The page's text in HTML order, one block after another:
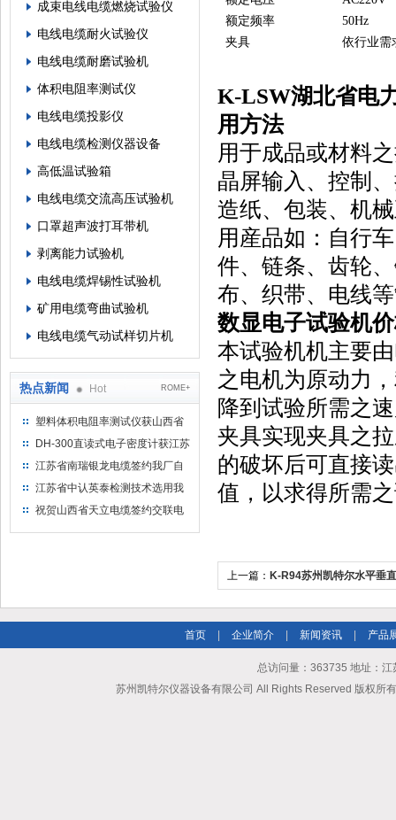
成束电线电缆燃烧试验仪
电线电缆耐火试验仪
电线电缆耐磨试验机
体积电阻率测试仪
电线电缆投影仪
电线电缆检测仪器设备
高低温试验箱
电线电缆交流高压试验机
口罩超声波打耳带机
剥离能力试验机
电线电缆焊锡性试验机
矿用电缆弯曲试验机
电线电缆气动试样切片机
热点新闻 Hot ROME+
塑料体积电阻率测试仪获山西省
水利机械厂选用
DH-300直读式电子密度计获江苏
省苏州市安信塑业选用
江苏省南瑞银龙电缆签约我厂自
然换气老化箱等电缆检测设备
江苏省中认英泰检测技术选用我
厂自然换气老化试验箱
祝贺山西省天立电缆签约交联电
额定频率
50Hz
夹具
依行业需
K-LSW湖北省电
用方法
用于成品或材料
晶屏输入、控制
造纸、包装、机
用産品如：自行
件、链条、齿轮
布、织带、电线
数显电子试验机
本试验机机主要
之电机为原动力
降到试验所需之
夹具实现夹具之
的破坏后可直接
值，以求得所需
上一篇： K-R94苏州凯特尔水平垂
首页 企业简介 新闻资讯 产品
总访问量：363735 地址：
苏州凯特尔仪器设备有限公司 All Rights Reserved 版权所